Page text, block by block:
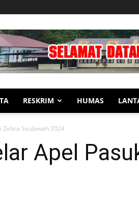
RESKRIM HUMAS
Zebra Seulawah 2024
Apel